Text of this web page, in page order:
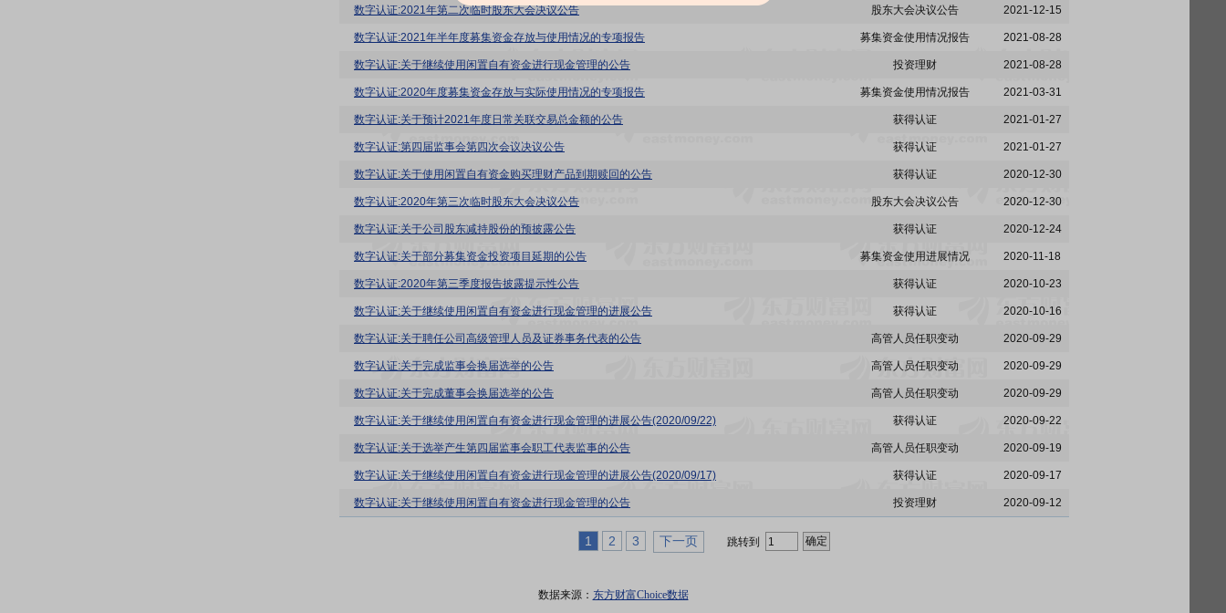
数字认证:2021年第二次临时股东大会决议公告 股东大会决议公告 2021-12-15
数字认证:2021年半年度募集资金存放与使用情况的专项报告 募集资金使用情况报告 2021-08-28
数字认证:关于继续使用闲置自有资金进行现金管理的公告 投资理财 2021-08-28
数字认证:2020年度募集资金存放与实际使用情况的专项报告 募集资金使用情况报告 2021-03-31
数字认证:关于预计2021年度日常关联交易总金额的公告 获得认证 2021-01-27
数字认证:第四届监事会第四次会议决议公告 获得认证 2021-01-27
数字认证:关于使用闲置自有资金购买理财产品到期赎回的公告 获得认证 2020-12-30
数字认证:2020年第三次临时股东大会决议公告 股东大会决议公告 2020-12-30
数字认证:关于公司股东减持股份的预披露公告 获得认证 2020-12-24
数字认证:关于部分募集资金投资项目延期的公告 募集资金使用进展情况 2020-11-18
数字认证:2020年第三季度报告披露提示性公告 获得认证 2020-10-23
数字认证:关于继续使用闲置自有资金进行现金管理的进展公告 获得认证 2020-10-16
数字认证:关于聘任公司高级管理人员及证券事务代表的公告 高管人员任职变动 2020-09-29
数字认证:关于完成监事会换届选举的公告 高管人员任职变动 2020-09-29
数字认证:关于完成董事会换届选举的公告 高管人员任职变动 2020-09-29
数字认证:关于继续使用闲置自有资金进行现金管理的进展公告(2020/09/22) 获得认证 2020-09-22
数字认证:关于选举产生第四届监事会职工代表监事的公告 高管人员任职变动 2020-09-19
数字认证:关于继续使用闲置自有资金进行现金管理的进展公告(2020/09/17) 获得认证 2020-09-17
数字认证:关于继续使用闲置自有资金进行现金管理的公告 投资理财 2020-09-12
1 2 3 下一页 跳转到
数据来源： 东方财富Choice数据